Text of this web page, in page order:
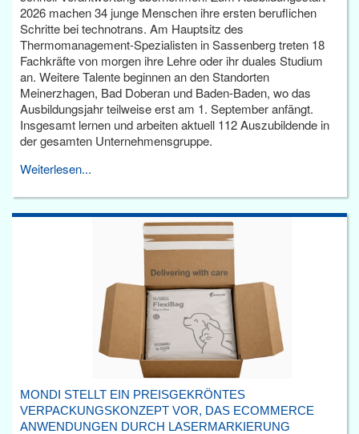
2026 machen 34 junge Menschen ihre ersten beruflichen
Schritte bei technotrans. Am Hauptsitz des
Thermomanagement-Spezialisten in Sassenberg treten 18
Fachkräfte von morgen ihre Lehre oder ihr duales Studium
an. Weitere Talente beginnen an den Standorten
Meinerzhagen, Bad Doberan und Baden-Baden, wo das
Ausbildungsjahr teilweise erst am 1. September anfängt.
Insgesamt lernen und arbeiten aktuell 112 Auszubildende in
der gesamten Unternehmensgruppe.
Weiterlesen...
MONDI STELLT EIN PREISGEKRÖNTES
VERPACKUNGSKONZEPT VOR, DAS ECOMMERCE
ANWENDUNGEN DURCH LASERMARKIERUNG